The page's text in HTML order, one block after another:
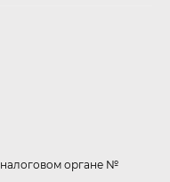
налоговом органе №